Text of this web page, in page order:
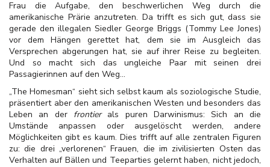
Frau die Aufgabe, den beschwerlichen Weg durch die
amerikanische Prärie anzutreten. Da trifft es sich gut, dass sie
gerade den illegalen Siedler George Briggs (Tommy Lee Jones)
vor dem Hängen gerettet hat, dem sie im Ausgleich das
Versprechen abgerungen hat, sie auf ihrer Reise zu begleiten.
Und so macht sich das ungleiche Paar mit seinen drei
Passagierinnen auf den Weg...
„The Homesman“ sieht sich selbst kaum als soziologische Studie,
präsentiert aber den amerikanischen Westen und besonders das
Leben an der frontierals puren Darwinismus: Sich an die
Umstände anpassen oder ausgelöscht werden, andere
Möglichkeiten gibt es kaum. Dies trifft auf alle zentralen Figuren
zu: die drei „verlorenen“ Frauen, die im zivilisierten Osten das
Verhalten auf Bällen und Teeparties gelernt haben, nicht jedoch,